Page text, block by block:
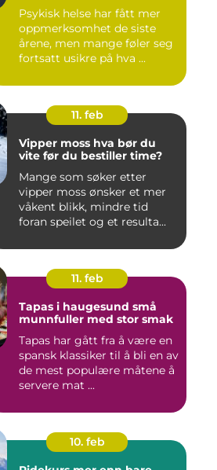
Psykisk helse har fått mer
oppmerksomhet de siste
årene, men mange føler seg
fortsatt usikre på hva ...
11. feb
Vipper moss hva bør du
vite før du bestiller time?
Mange som søker etter
vipper moss ønsker et mer
våkent blikk, mindre tid
foran speilet og et resulta...
11. feb
Tapas i haugesund små
munnfuller med stor smak
Tapas har gått fra å være en
spansk klassiker til å bli en av
de mest populære måtene å
servere mat ...
10. feb